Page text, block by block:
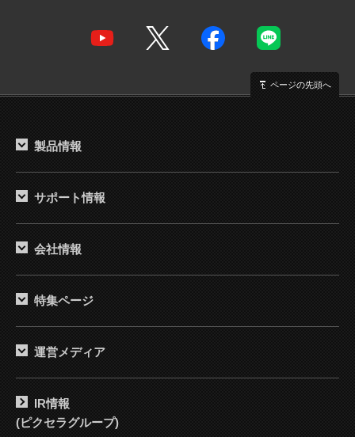
ページの先頭へ
製品情報
サポート情報
会社情報
特集ページ
運営メディア
IR情報
(ピクセラグループ)